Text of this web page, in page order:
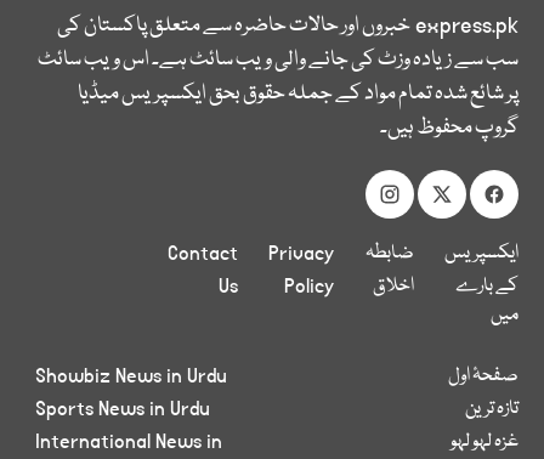
express.pkخبروں اور حالات حاضرہ سے متعلق پاکستان کی
سب سے زیادہ وزٹ کی جانے والی ویب سائٹ ہے۔ اس ویب سائٹ
پر شائع شدہ تمام مواد کے جملہ حقوق بحق ایکسپریس میڈیا
گروپ محفوظ ہیں۔
ایکسپریس
کے بارے
میں
ضابطہ
اخلاق
Privacy
Policy
Contact
Us
صفحۂ اول
تازہ ترین
غزہ لہو لہو
Showbiz News in Urdu
Sports News in Urdu
International News in